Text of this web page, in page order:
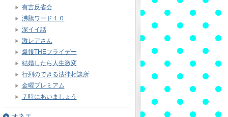
有吉反省会
沸騰ワード１０
深イイ話
激レアさん
爆報THEフライデー
結婚したら人生激変
行列のできる法律相談所
金曜プレミアム
７時にあいましょう